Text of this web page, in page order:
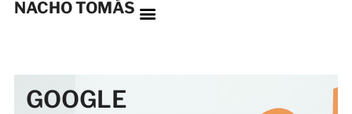
NACHO TOMÁS
GOOGLE